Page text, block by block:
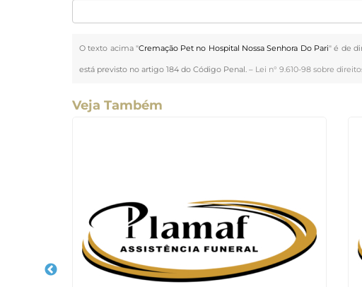
O texto acima "Cremação Pet no Hospital Nossa Senhora Do Pari" é de
está previsto no artigo 184 do Código Penal. – Lei n° 9.610-98 sobre
Veja Também